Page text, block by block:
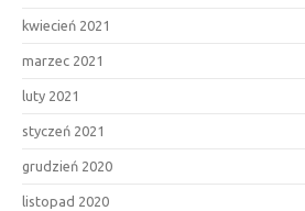
kwiecień 2021
marzec 2021
luty 2021
styczeń 2021
grudzień 2020
listopad 2020